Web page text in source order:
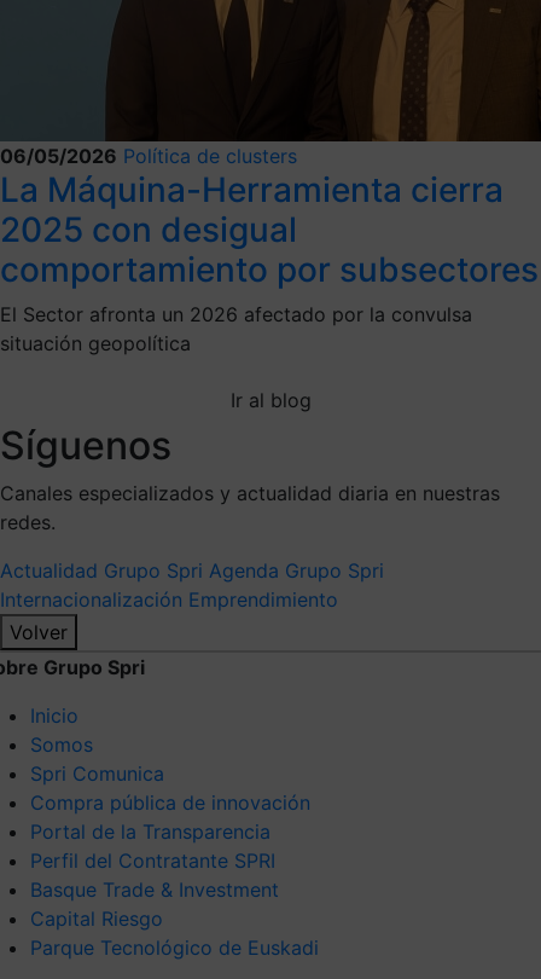
06/05/2026 Política de clusters
La Máquina-Herramienta cierra
2025 con desigual
comportamiento por subsectores
El Sector afronta un 2026 afectado por la convulsa
situación geopolítica
Ir al blog
Síguenos
Canales especializados y actualidad diaria en nuestras
redes.
Actualidad Grupo Spri Agenda Grupo Spri
Internacionalización Emprendimiento
Volver
Grupo Spri
Inicio
Somos
Spri Comunica
Compra pública de innovación
Portal de la Transparencia
Perfil del Contratante SPRI
Basque Trade & Investment
Capital Riesgo
Parque Tecnológico de Euskadi